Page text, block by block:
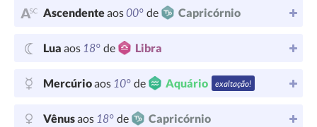
Ascendenteaos00° de Capricórnio
Lua aos 18° de Libra
Mercúrioaos 10° de Aquário exaltação!
Vênusaos 18° de Capricórnio